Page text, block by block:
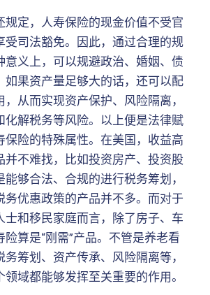
规定，人寿保险的现金价值不受官
受司法豁免。因此，通过合理的规
意义上，可以规避政治、婚姻、债
如果资产量足够大的话，还可以配
，从而实现资产保护、风险隔离，
化解税务等风险。以上便是法律赋
保险的特殊属性。在美国，收益高
并不难找，比如投资房产、投资股
能够合法、合规的进行税务筹划，
务优惠政策的产品并不多。而对于
士和移民家庭而言，除了房子、车
险算是“刚需”产品。不管是养老看
务筹划、资产传承、风险隔离等，
领域都能够发挥至关重要的作用。